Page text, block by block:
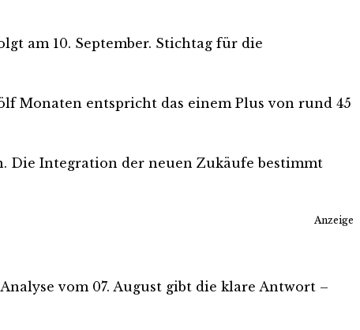
am 10. September. Stichtag für die
Monaten entspricht das einem Plus von rund 45
Die Integration der neuen Zukäufe bestimmt
Anzeige
vom 07. August gibt die klare Antwort –